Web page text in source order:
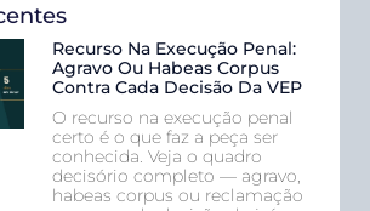
Recurso Na Execução Penal:
Agravo Ou Habeas Corpus
Contra Cada Decisão Da VEP
O recurso na execução penal
certo é o que faz a peça ser
conhecida. Veja o quadro
decisório completo — agravo,
habeas corpus ou reclamação